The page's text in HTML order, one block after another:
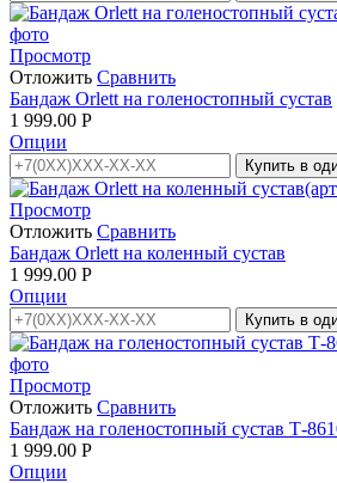
Просмотр
Отложить Сравнить
Бандаж Orlett на голеностопный сустав
1 999.00 Р
Опции
Купить в
Просмотр
Отложить Сравнить
Бандаж Orlett на коленный сустав
1 999.00 Р
Опции
Купить в
Просмотр
Отложить Сравнить
Бандаж на голеностопный сустав Т-
1 999.00 Р
Опции